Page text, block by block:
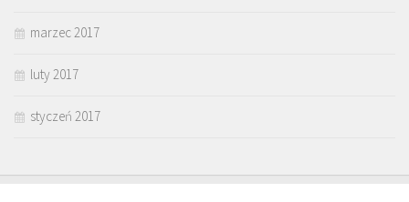
marzec 2017
luty 2017
styczeń 2017